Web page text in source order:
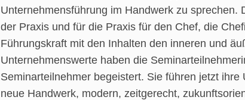
Unternehmensführung im Handwerk zu sprechen.
der Praxis und für die Praxis für den Chef, die
Führungskraft mit den Inhalten den inneren und
Unternehmenswerte haben die
Seminarteilnehmer begeistert. Sie führen jetzt ihre
neue Handwerk, modern, zeitgerecht,